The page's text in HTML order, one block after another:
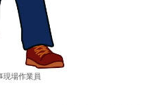
現場作業員